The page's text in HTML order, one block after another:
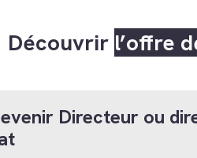
Découvrir l’offre
Directeur ou